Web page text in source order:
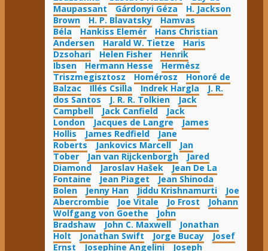
Maupassant
Gárdonyi Géza
H. Jackson
Brown
H. P. Blavatsky
Hamvas
Béla
Hankiss Elemér
Hans Christian
Andersen
Harald W. Tietze
Haris
Dzsohari
Helen Fisher
Henrik
Ibsen
Hermann Hesse
Hermész
Triszmegisztosz
Homérosz
Honoré de
Balzac
Illés Csilla Indrek Hargla
J. R.
dos Santos
J. R. R. Tolkien
Jack
Campbell
Jack Canfield
Jack
London
Jacques de Langre
James
Hollis
James Redfield
Jane
Roberts
Jankovics Marcell
Jan
Tober
Jan van Rijckenborgh
Jared
Diamond
Jaroslav Hašek
Jean De La
Fontaine
Jean Piaget
Jean Shinoda
Bolen
Jenny Han Jiddu Krishnamurti
Joe
Abercrombie
Joe Vitale Jo Frost
Johann
Wolfgang von Goethe
John
Bradshaw
John C. Maxwell
Jonathan
Holt
Jonathan Swift Jorge Bucay
Josef
Ernst
Josephine Angelini
Joseph